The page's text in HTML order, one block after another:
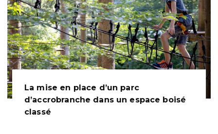
La mise en place d’un parc
d’accrobranche dans un espace boisé
classé